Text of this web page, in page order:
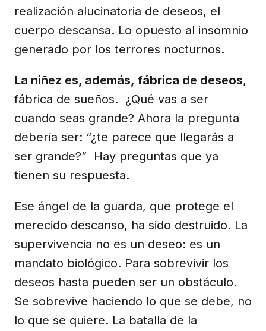
realización alucinatoria de deseos, el
cuerpo descansa. Lo opuesto al insomnio
generado por los terrores nocturnos.
La niñez es, además, fábrica de deseos,
fábrica de sueños. ¿Qué vas a ser
cuando seas grande? Ahora la pregunta
debería ser: “¿te parece que llegarás a
ser grande?” Hay preguntas que ya
tienen su respuesta.
Ese ángel de la guarda, que protege el
merecido descanso, ha sido destruido. La
supervivencia no es un deseo: es un
mandato biológico. Para sobrevivir los
deseos hasta pueden ser un obstáculo.
Se sobrevive haciendo lo que se debe, no
lo que se quiere. La batalla de la